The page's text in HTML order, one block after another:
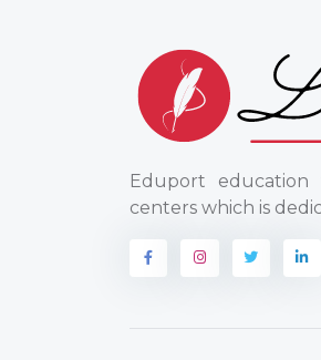
Eduport
centers which is